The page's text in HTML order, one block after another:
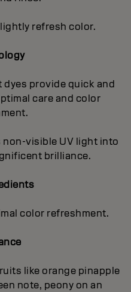
refresh color.
provide quick and
care and color
visible UV light into
brilliance.
color refreshment.
like orange pinapple
note, peony on an